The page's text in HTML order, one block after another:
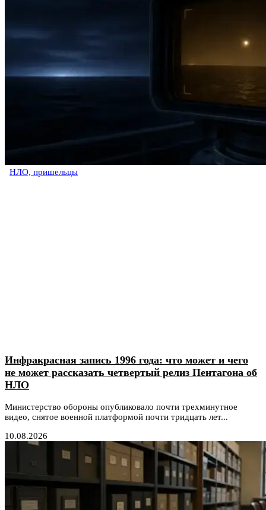
НЛО, пришельцы
Инфракрасная запись 1996 года: что может и чего
не может рассказать четвертый релиз Пентагона об
НЛО
Министерство обороны опубликовало почти трехминутное
видео, снятое военной платформой почти тридцать лет...
10.08.2026